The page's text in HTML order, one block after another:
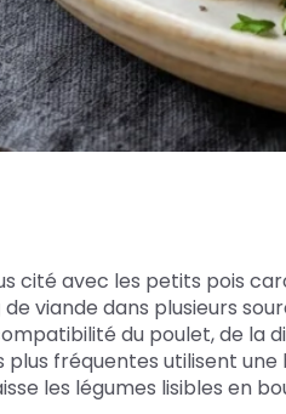
cité avec les petits pois
de viande dans plusieurs
du poulet, de la
fréquentes utilisent
les légumes lisibles en